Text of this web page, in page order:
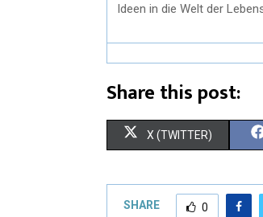
Ideen in die Welt der
Share this post:
X (TWITTER)
SHARE 0